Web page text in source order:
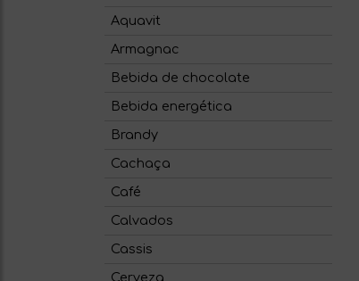
Aquavit
Armagnac
Bebida de chocolate
Bebida energética
Brandy
Cachaça
Café
Calvados
Cassis
Cerveza